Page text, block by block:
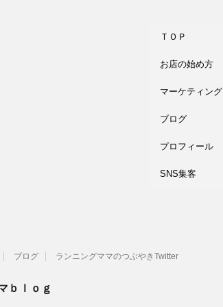
ＴＯＰ
お店の始め方
マーケティング
ブログ
プロフィール
SNS集客
ブログ ランニングママのつぶやきTwitter
ｂｌｏｇ